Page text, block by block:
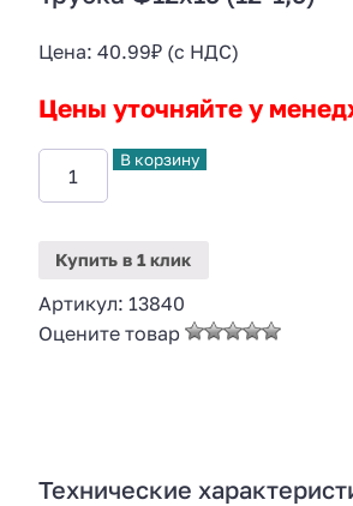
Цена: 40.99₽ (с НДС)
Цены уточняйте у
В корзину
Купить в 1 клик
Артикул: 13840
Оцените товар
Технические